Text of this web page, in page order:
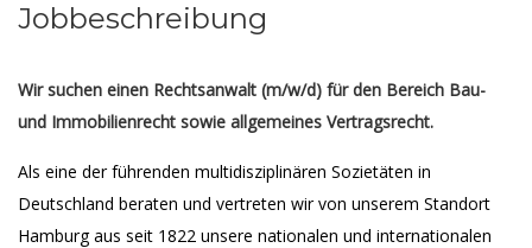
Jobbeschreibung
Wir suchen einen Rechtsanwalt (m/w/d) für den Bereich Bau-
und Immobilienrecht sowie allgemeines Vertragsrecht.
Als eine der führenden multidisziplinären Sozietäten in
Deutschland beraten und vertreten wir von unserem Standort
Hamburg aus seit 1822 unsere nationalen und internationalen